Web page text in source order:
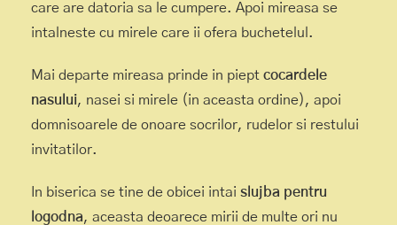
care are datoria sa le cumpere. Apoi mireasa se
intalneste cu mirele care ii ofera buchetelul.
Mai departe mireasa prinde in piept cocardele
nasului, nasei si mirele (in aceasta ordine), apoi
domnisoarele de onoare socrilor, rudelor si restului
invitatilor.
In biserica se tine de obicei intai slujba pentru
logodna, aceasta deoarece mirii de multe ori nu